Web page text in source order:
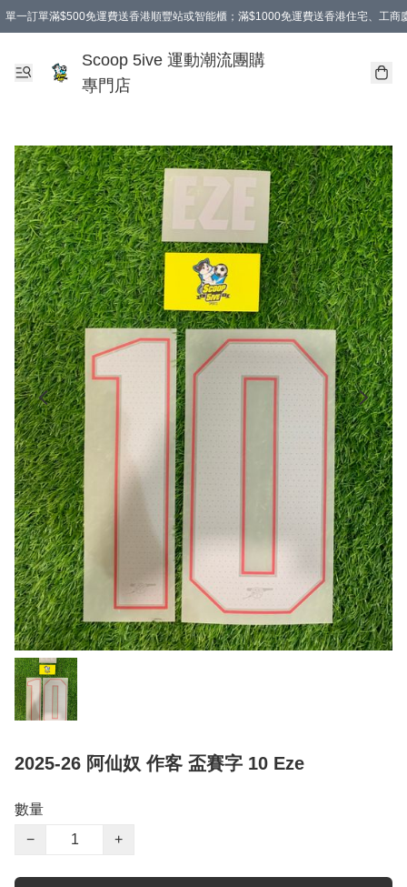
單一訂單滿$500免運費送香港順豐站或智能櫃；滿$1000免運費送香港住宅、工商
Scoop 5ive 運動潮流團購
專門店
2025-26 阿仙奴 作客 盃賽字 10 Eze
數量
−
+